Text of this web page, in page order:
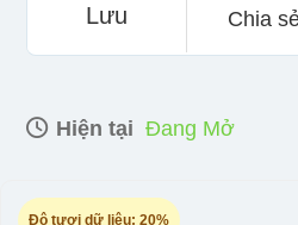
Lưu Chia
Hiện tại Đang Mở
Độ tươi dữ liệu: 20%